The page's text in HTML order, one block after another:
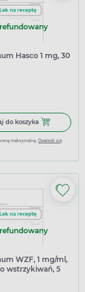
Hasco 1 mg/10 ml, syrop,
Hasco 1 mg, 30
do koszyka Dodaj do
maksymalną.Dowiedz się
WZF, 1 mg/ml,
wstrzykiwań, 5